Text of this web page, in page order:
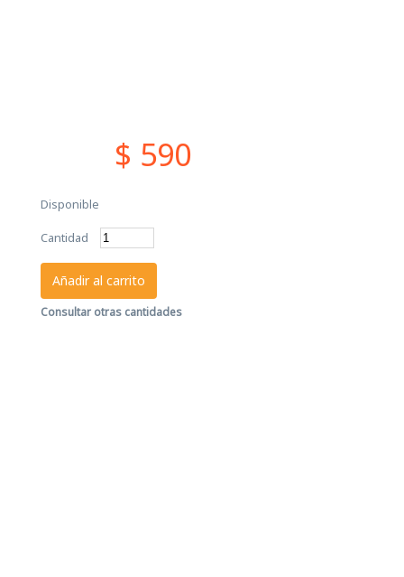
$ 590
Disponible
Cantidad
Añadir al carrito
Consultar otras cantidades